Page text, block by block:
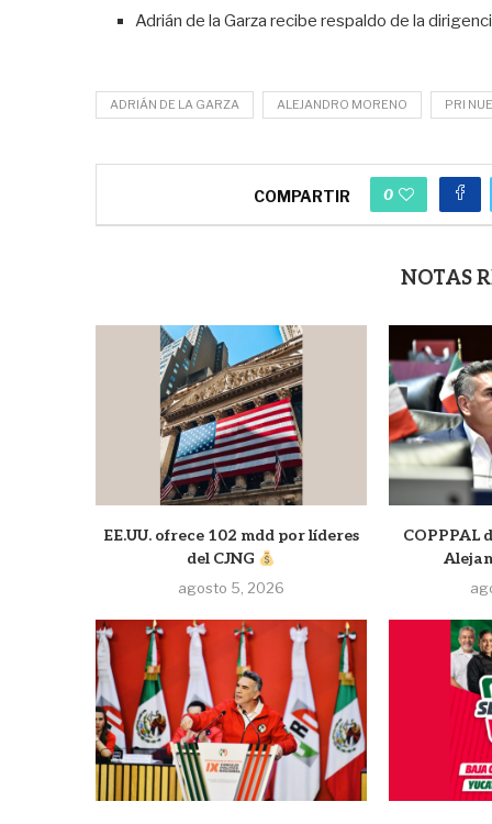
Adrián de la Garza recibe respaldo de la
ADRIÁN DE LA GARZA ALEJANDRO MORENO PRI
COMPARTIR 0
NOTAS
EE.UU. ofrece 102 mdd por líderes
del CJNG
agosto 5, 2026
COPPPAL